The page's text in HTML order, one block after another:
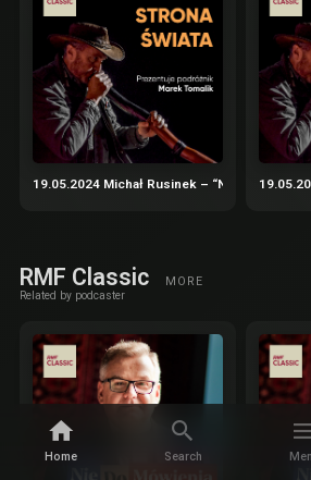
Home Search
19.05.2024 Michał Rusinek – “Nadbagaż” –
RMF Classic MORE
Related by podcaster